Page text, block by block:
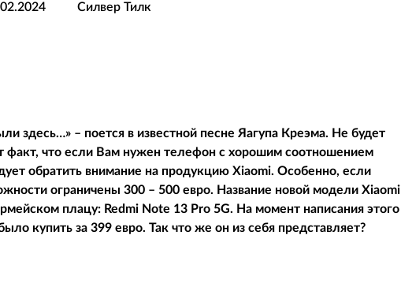
Силвер Тилк
здесь…» – поется в известной песне Яагупа Креэма. Не будет
факт, что если Вам нужен телефон с хорошим соотношением
обратить внимание на продукцию Xiaomi. Особенно, если
ограничены 300 – 500 евро. Название новой модели Xiaomi
плацу: Redmi Note 13 Pro 5G. На момент написания этого
купить за 399 евро. Так что же он из себя представляет?